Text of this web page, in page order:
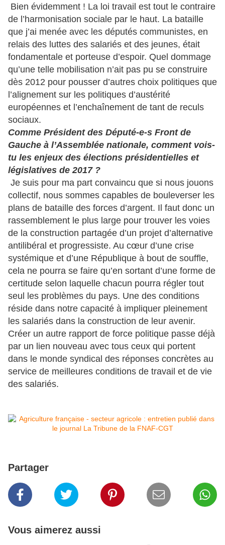
Bien évidemment ! La loi travail est tout le contraire
de l’harmonisation sociale par le haut. La bataille
que j’ai menée avec les députés communistes, en
relais des luttes des salariés et des jeunes, était
fondamentale et porteuse d’espoir. Quel dommage
qu’une telle mobilisation n’ait pas pu se construire
dès 2012 pour pousser d’autres choix politiques que
l’alignement sur les politiques d’austérité
européennes et l’enchaînement de tant de reculs
sociaux.
Comme Président des Député-e-s Front de
Gauche à l’Assemblée nationale, comment vois-
tu les enjeux des élections présidentielles et
législatives de 2017 ?
Je suis pour ma part convaincu que si nous jouons
collectif, nous sommes capables de bouleverser les
plans de bataille des forces d’argent. Il faut donc un
rassemblement le plus large pour trouver les voies
de la construction partagée d’un projet d’alternative
antilibéral et progressiste. Au cœur d’une crise
systémique et d’une République à bout de souffle,
cela ne pourra se faire qu’en sortant d’une forme de
certitude selon laquelle chacun pourra régler tout
seul les problèmes du pays. Une des conditions
réside dans notre capacité à impliquer pleinement
les salariés dans la construction de leur avenir.
Créer un autre rapport de force politique passe déjà
par un lien nouveau avec tous ceux qui portent
dans le monde syndical des réponses concrètes au
service de meilleures conditions de travail et de vie
des salariés.
Partager
Vous aimerez aussi